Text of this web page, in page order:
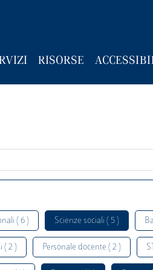
RISORSE
( 6 ) Scienze sociali ( 5 )
( 2 ) Personale docente ( 2 )